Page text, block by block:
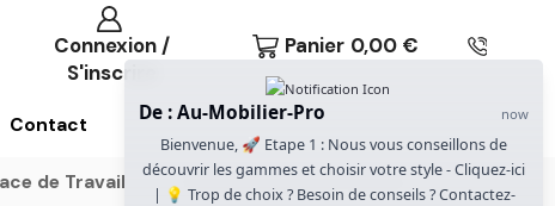
Connexion /
S'inscrire
Panier 0,00 €
Contact
de Travail Gammes Gautier Office
De : Au-Mobilier-Pro now
Bienvenue, 🚀 Etape 1 : Nous vous conseillons de
découvrir les gammes et choisir votre style - Cliquez-ici
| 💡 Trop de choix ? Besoin de conseils ? Contactez-